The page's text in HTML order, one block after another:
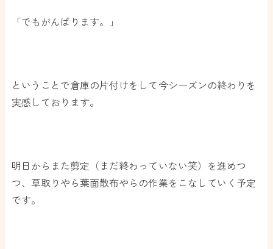
「でもがんばります。」
ということで倉庫の片付けをして今シーズンの終わりを
実感しております。
明日からまた剪定（まだ終わっていない笑）を進めつ
つ、草取りやら葉面散布やらの作業をこなしていく予定
です。